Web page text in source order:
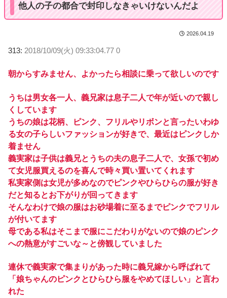
他人の子の都合で封印しなきゃいけないんだよ
2026.04.19
313: 2018/10/09(火) 09:33:04.77 0
朝からすみません、よかったら相談に乗って欲しいのです
うちは男女各一人、義兄家は息子二人で年が近いので親し
くしています
うちの娘は花柄、ピンク、フリルやリボンと言ったいわゆ
る女の子らしいファッションが好きで、最近はピンクしか
着ません
義実家は子供は義兄とうちの夫の息子二人で、女孫で初め
て女児服買えるのを喜んで時々買い置いてくれます
私実家側は女児が多めなのでピンクやひらひらの服が好き
だと知るとお下がりが回ってきます
そんなわけで娘の服はお砂場着に至るまでピンクでフリル
が付いてます
母である私はそこまで服にこだわりがないので娘のピンク
への熱意がすごいな～と傍観していました
連休で義実家で集まりがあった時に義兄嫁から呼ばれて
「娘ちゃんのピンクとひらひら服をやめてほしい」と言わ
れた